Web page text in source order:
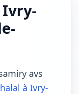
avs
à Ivry-